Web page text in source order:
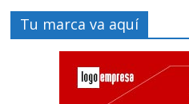
Tu marca va aquí